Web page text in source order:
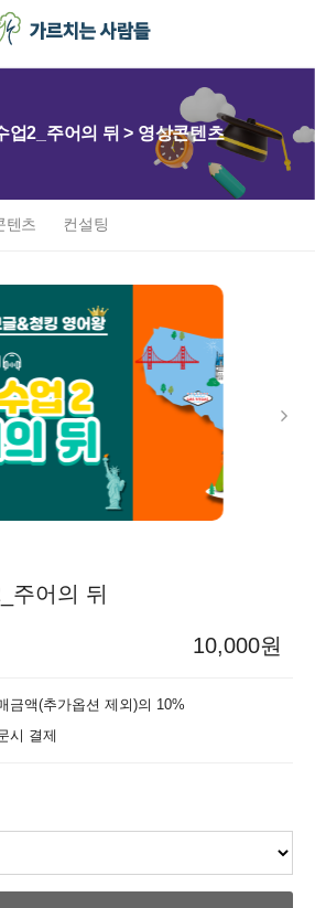
업2_주어의 뒤 > 영상콘텐츠
텐츠 컨설팅
주어의 뒤
10,000원
금액(추가옵션 제외)의 10%
시 결제